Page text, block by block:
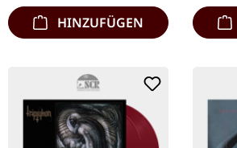
HINZUFÜGEN